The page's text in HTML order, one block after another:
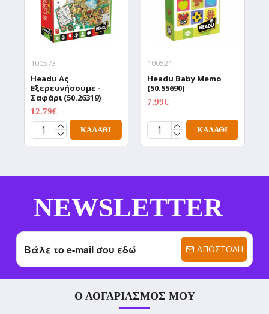
100573
Headu Aς
Εξερευνήσουμε -
Σαφάρι (50.26319)
12.79€
ΚΑΛΆΘΙ
100521
Headu Baby Memo
(50.55690)
7.99€
ΚΑΛΆΘΙ
NEWSLETTER
ΑΠΟΣΤΟΛΉ
Ο ΛΟΓΑΡΙΑΣΜΌΣ ΜΟΥ